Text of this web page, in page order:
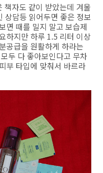
자도 같이 받았는데 겨울
상담등 읽어두면 좋은 정보
면 때를 밀지 말고 보습제
하지만 하루 1.5 리터 이상
공급을 원활하게 하라는
두 다 좋아보인다고 무차
부 타입에 맞춰서 바르라